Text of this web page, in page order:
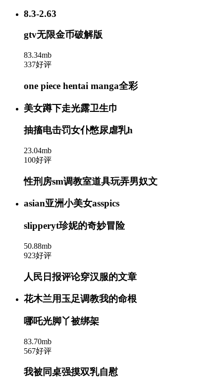
8.3-2.63
gtv无限金币破解版
83.34mb
337好评
one piece hentai manga全彩
美女蹲下走光露卫生巾
抽搐电击罚女仆憋尿虐乳h
23.04mb
100好评
性刑房sm调教室道具玩弄男奴文
asian亚洲小美女asspics
slipperyt珍妮的奇妙冒险
50.88mb
923好评
人民日报评论穿汉服的文章
花木兰用玉足调教我的命根
哪吒光脚丫被绑架
83.70mb
567好评
我被同桌强摸双乳自慰